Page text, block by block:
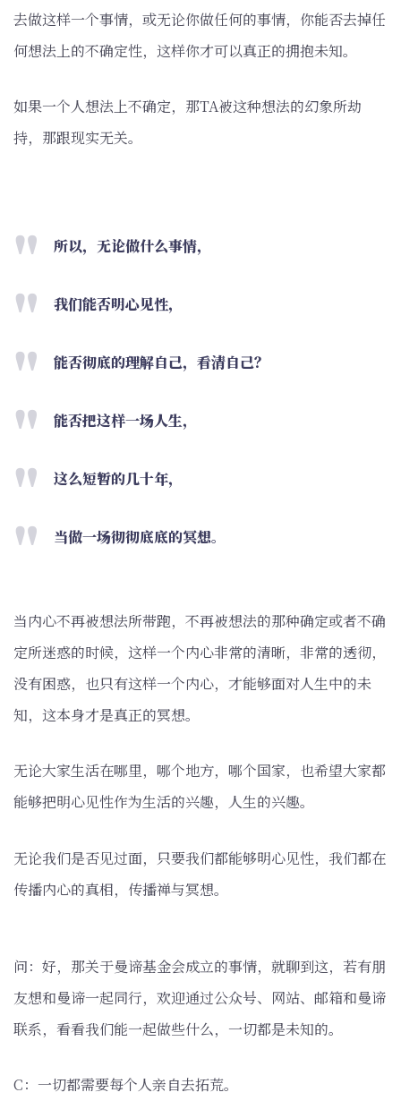
去做这样一个事情，或无论你做任何的事情，你能否去掉任
何想法上的不确定性，这样你才可以真正的拥抱未知。
如果一个人想法上不确定，那TA被这种想法的幻象所劫
持，那跟现实无关。
所以，无论做什么事情，
我们能否明心见性，
能否彻底的理解自己，看清自己？
能否把这样一场人生，
这么短暂的几十年，
当做一场彻彻底底的冥想。
当内心不再被想法所带跑，不再被想法的那种确定或者不确
定所迷惑的时候，这样一个内心非常的清晰，非常的透彻，
没有困惑，也只有这样一个内心，才能够面对人生中的未
知，这本身才是真正的冥想。
无论大家生活在哪里，哪个地方，哪个国家，也希望大家都
能够把明心见性作为生活的兴趣，人生的兴趣。
无论我们是否见过面，只要我们都能够明心见性，我们都在
传播内心的真相，传播禅与冥想。
问：好，那关于曼谛基金会成立的事情，就聊到这，若有朋
友想和曼谛一起同行，欢迎通过公众号、网站、邮箱和曼谛
联系，看看我们能一起做些什么，一切都是未知的。
C：一切都需要每个人亲自去拓荒。